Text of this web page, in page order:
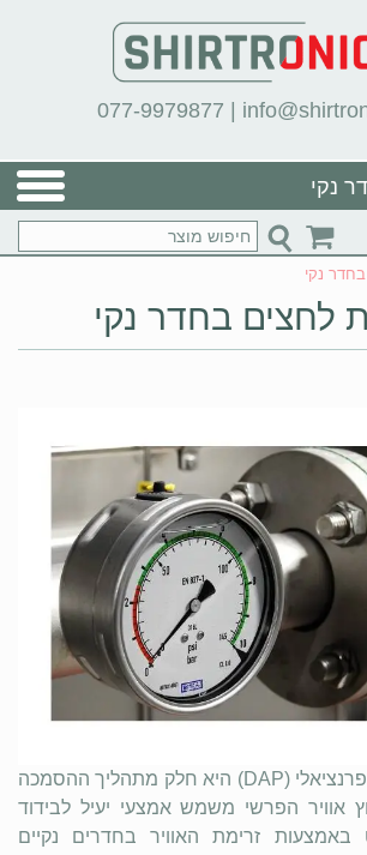
077-9979877 |
נקי
נקי
לחצים בחדר נקי
בדיקת לחץ אוויר דיפרנציאלי (DAP) היא חלק מתהליך ההסמכה
אוויר הפרשי משמש אמצעי יעיל לבידוד
באמצעות זרימת האוויר בחדרים נקיים